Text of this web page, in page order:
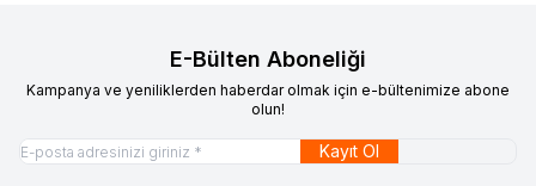
E-Bülten Aboneliği
Kampanya ve yeniliklerden haberdar olmak için e-bültenimize abone
olun!
Kayıt Ol